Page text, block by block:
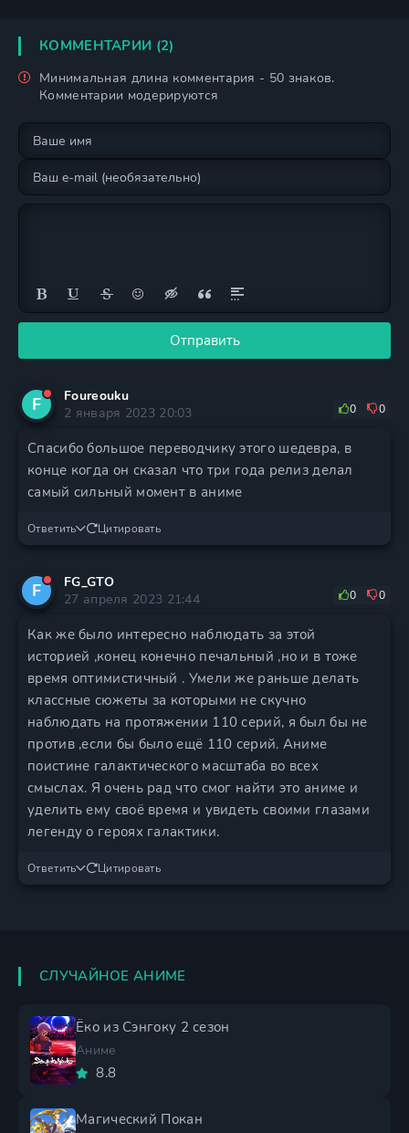
КОММЕНТАРИИ (2)
Минимальная длина комментария - 50 знаков.
Комментарии модерируются
Отправить
F
Foureouku
2 января 2023 20:03
0 0
Спасибо большое переводчику этого шедевра, в
конце когда он сказал что три года релиз делал
самый сильный момент в аниме
Ответить Цитировать
F
FG_GTO
27 апреля 2023 21:44
0 0
Как же было интересно наблюдать за этой
историей ,конец конечно печальный ,но и в тоже
время оптимистичный . Умели же раньше делать
классные сюжеты за которыми не скучно
наблюдать на протяжении 110 серий, я был бы не
против ,если бы было ещё 110 серий. Аниме
поистине галактического масштаба во всех
смыслах. Я очень рад что смог найти это аниме и
уделить ему своё время и увидеть своими глазами
легенду о героях галактики.
Ответить Цитировать
СЛУЧАЙНОЕ АНИМЕ
Ёко из Сэнгоку 2 сезон
Аниме
8.8
Магический Покан